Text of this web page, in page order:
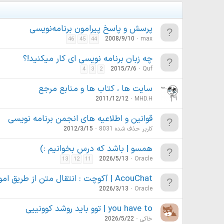
پرسش و پاسخ پیرامون برنامه‌نویسی
max
2008/9/10
44
45
46
چه زبان برنامه نویسی ای کار میکنید!؟
Quf
2015/7/6
2
3
4
سایت ها ، کتاب ها و منابع مرجع
MHD.H
2011/12/12
قوانین و اطلاعیه های انجمن برنامه نویسی
کاربر حذف شده 8031 2012/3/15
همسو | باشد که درس بخوانیم :)
Oracle
2026/5/13
11
12
13
AcouChat | آکوچت : انتقال متن از طریق امواج صوتی
Oracle
2026/3/13
you have to | توو باید روشد کوونییی
خاکی 2026/5/22